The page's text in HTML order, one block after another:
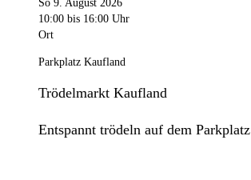
So 9. August 2026
10:00 bis 16:00 Uhr
Ort
Parkplatz Kaufland
Trödelmarkt Kaufland
Entspannt trödeln auf dem Parkplatz